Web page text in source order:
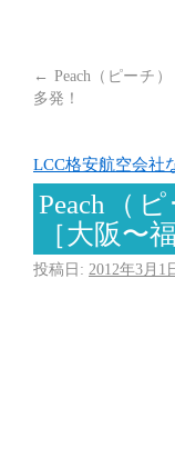
← Peach（ピーチ
多発！
LCC格安航空会社
Peach（
［大阪〜
投稿日: 2012年3月1